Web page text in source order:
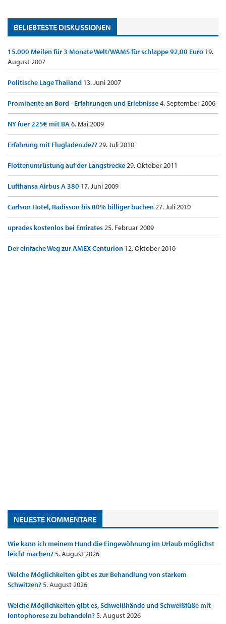
BELIEBTESTE DISKUSSIONEN
15.000 Meilen für 3 Monate Welt/WAMS für schlappe 92,00 Euro 19.
August 2007
Politische Lage Thailand 13. Juni 2007
Prominente an Bord - Erfahrungen und Erlebnisse4. September 2006
NY fuer 225€ mit BA6. Mai 2009
Erfahrung mit Flugladen.de??29. Juli 2010
Flottenumrüstung auf der Langstrecke29. Oktober 2011
Lufthansa Airbus A 380 17. Juni 2009
Carlson Hotel, Radisson bis 80% billiger buchen27. Juli 2010
uprades kostenlos bei Emirates25. Februar 2009
Der einfache Weg zur AMEX Centurion 12. Oktober 2010
NEUESTE KOMMENTARE
Wie kann ich meinem Hund die Eingewöhnung im Urlaub möglichst
leicht machen?5. August 2026
Welche Möglichkeiten gibt es zur Behandlung von starkem
Schwitzen?5. August 2026
Welche Möglichkeiten gibt es, Schweißhände und Schweißfüße mit
Iontophorese zu behandeln?5. August 2026